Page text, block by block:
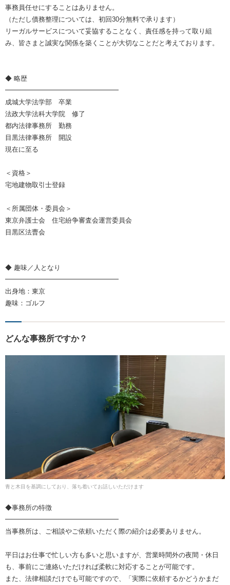
事務員任せにすることはありません。
（ただし債務整理については、初回30分無料で承ります）
リーガルサービスについて妥協することなく、責任感を持って取り組
み、皆さまと誠実な関係を築くことが大切なことだと考えております。
◆ 略歴
━━━━━━━━━━━━━━━━━
成城大学法学部 卒業
法政大学法科大学院 修了
都内法律事務所 勤務
目黒法律事務所 開設
現在に至る
＜資格＞
宅地建物取引士登録
＜所属団体・委員会＞
東京弁護士会 住宅紛争審査会運営委員会
目黒区法曹会
◆ 趣味／人となり
━━━━━━━━━━━━━━━━━
出身地：東京
趣味：ゴルフ
どんな事務所ですか？
青と木目を基調にしており、落ち着いてお話しいただけます
◆事務所の特徴
━━━━━━━━━━━━━━━━━
当事務所は、ご相談やご依頼いただく際の紹介は必要ありません。
平日はお仕事で忙しい方も多いと思いますが、営業時間外の夜間・休日
も、事前にご連絡いただければ柔軟に対応することが可能です。
また、法律相談だけでも可能ですので、「実際に依頼するかどうかまだ